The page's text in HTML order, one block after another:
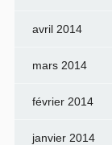
avril 2014
mars 2014
février 2014
janvier 2014